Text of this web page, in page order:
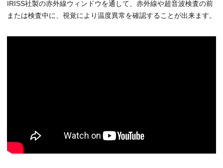
IRISS社製の赤外線ウィンドウを通して、赤外線や超音波検査の前
または検査中に、視覚により温度異常を確認することが出来ます。